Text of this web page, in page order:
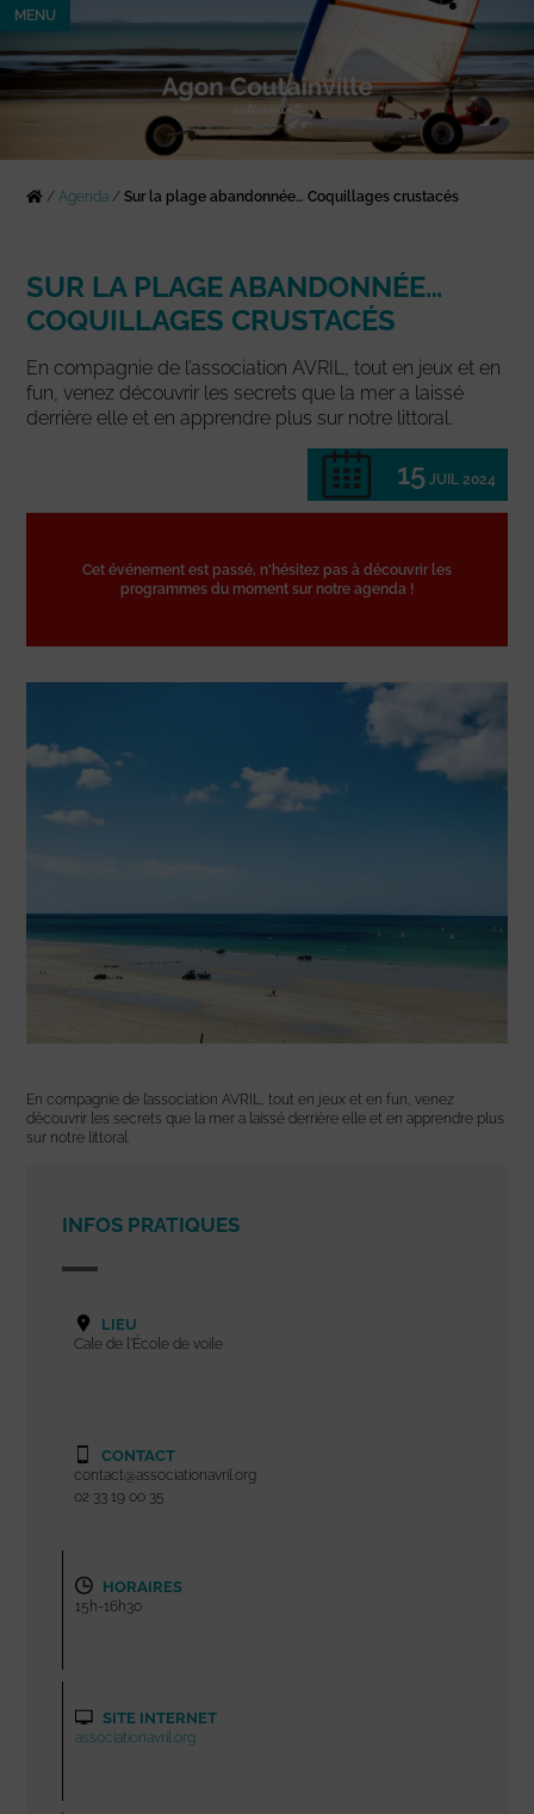
MENU
/Agenda /Sur la plage abandonnée… Coquillages crustacés
SUR LA PLAGE ABANDONNÉE…
COQUILLAGES CRUSTACÉS
En compagnie de l’association AVRIL, tout en jeux et en
fun, venez découvrir les secrets que la mer a laissé
derrière elle et en apprendre plus sur notre littoral.
15 JUIL 2024
Cet événement est passé, n'hésitez pas à découvrir les
programmes du moment sur notre agenda !
En compagnie de l’association AVRIL, tout en jeux et en fun, venez
découvrir les secrets que la mer a laissé derrière elle et en apprendre plus
sur notre littoral.
INFOS PRATIQUES
LIEU
Cale de l'École de voile
CONTACT
contact@associationavril.org
02 33 19 00 35
HORAIRES
15h-16h30
SITE INTERNET
associationavril.org